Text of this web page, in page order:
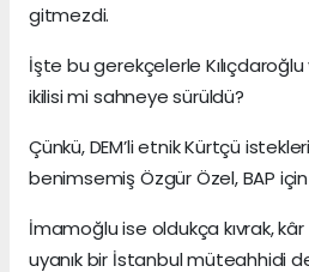
gitmezdi.
İşte bu gerekçelerle
ikilisi mi sahneye sürüldü?
Çünkü, DEM’li etnik Kürtçü
benimsemiş Özgür Özel, BAP
İmamoğlu ise oldukça kıvrak,
uyanık bir İstanbul müteahhidi